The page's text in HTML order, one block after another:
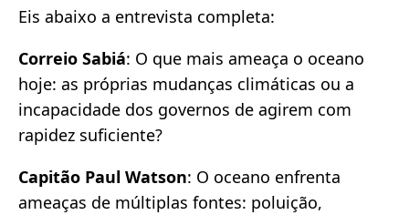
Eis abaixo a entrevista completa:
Correio Sabiá: O que mais ameaça o oceano
hoje: as próprias mudanças climáticas ou a
incapacidade dos governos de agirem com
rapidez suficiente?
Capitão Paul Watson: O oceano enfrenta
ameaças de múltiplas fontes: poluição,